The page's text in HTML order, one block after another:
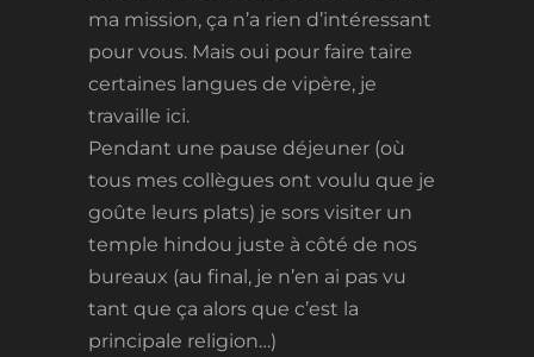
ma mission, ça n’a rien d’intéressant
pour vous. Mais oui pour faire taire
certaines langues de vipère, je
travaille ici.
Pendant une pause déjeuner (où
tous mes collègues ont voulu que je
goûte leurs plats) je sors visiter un
temple hindou juste à côté de nos
bureaux (au final, je n’en ai pas vu
tant que ça alors que c’est la
principale religion…)